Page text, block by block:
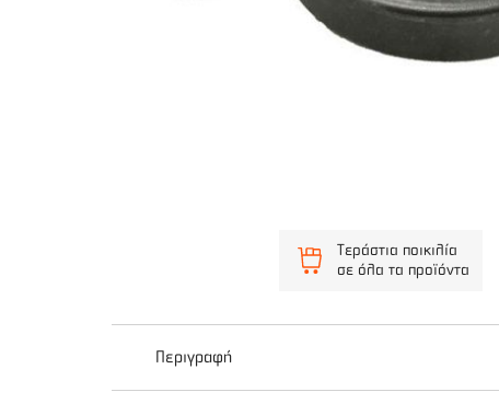
Τεράστια ποικιλία
σε όλα τα προϊόντα
Περιγραφή